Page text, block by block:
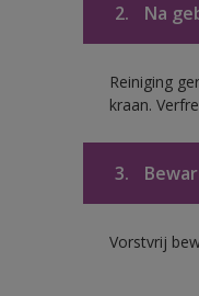
2. Na
Reiniging
kraan.
3.
Vorstvrij